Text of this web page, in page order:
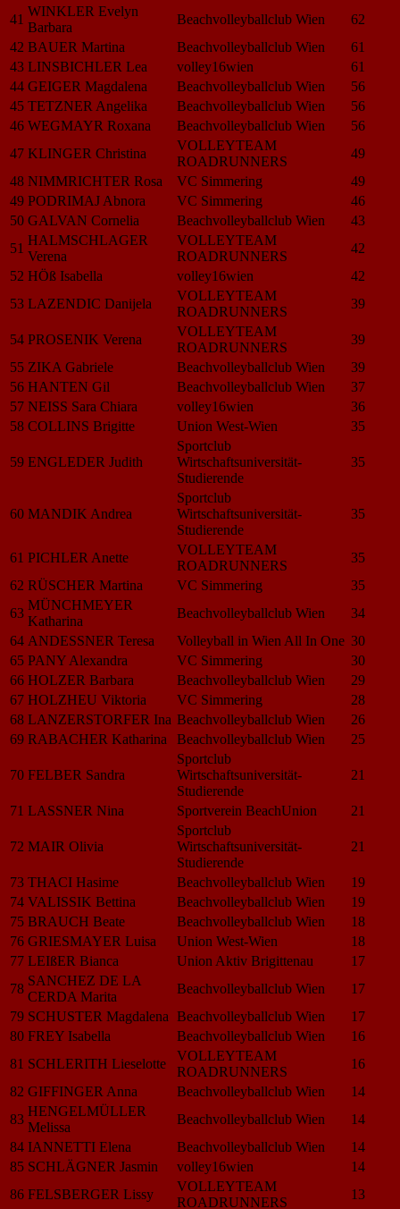
41
WINKLER Evelyn
Barbara
Beachvolleyballclub Wien
62
42 BAUER Martina Beachvolleyballclub Wien
61
43 LINSBICHLER Lea volley16wien
61
44 GEIGER Magdalena Beachvolleyballclub Wien
56
45 TETZNER Angelika Beachvolleyballclub Wien
56
46 WEGMAYR Roxana Beachvolleyballclub Wien
56
47 KLINGER Christina
VOLLEYTEAM
ROADRUNNERS
49
48 NIMMRICHTER Rosa VC Simmering
49
49 PODRIMAJ Abnora VC Simmering
46
50 GALVAN Cornelia Beachvolleyballclub Wien
43
51
HALMSCHLAGER
Verena
VOLLEYTEAM
ROADRUNNERS
42
52 HÖß Isabella volley16wien
42
53 LAZENDIC Danijela
VOLLEYTEAM
ROADRUNNERS
39
54 PROSENIK Verena
VOLLEYTEAM
ROADRUNNERS
39
55 ZIKA Gabriele Beachvolleyballclub Wien
39
56 HANTEN Gil Beachvolleyballclub Wien
37
57 NEISS Sara Chiara volley16wien
36
58 COLLINS Brigitte Union West-Wien 35
59 ENGLEDER Judith
Sportclub
Wirtschaftsuniversität-
Studierende
35
60 MANDIK Andrea
Sportclub
Wirtschaftsuniversität-
Studierende
35
61 PICHLER Anette
VOLLEYTEAM
ROADRUNNERS
35
62 RÜSCHER Martina VC Simmering
35
63
MÜNCHMEYER
Katharina
Beachvolleyballclub Wien
34
64 ANDESSNER Teresa Volleyball in Wien All In One 30
65 PANY Alexandra VC Simmering
30
66 HOLZER Barbara Beachvolleyballclub Wien
29
67 HOLZHEU Viktoria VC Simmering
28
68 LANZERSTORFER Ina Beachvolleyballclub Wien
26
69 RABACHER Katharina Beachvolleyballclub Wien 25
70 FELBER Sandra
Sportclub
Wirtschaftsuniversität-
Studierende
21
71 LASSNER Nina Sportverein BeachUnion 21
72 MAIR Olivia
Sportclub
Wirtschaftsuniversität-
Studierende
21
73 THACI Hasime Beachvolleyballclub Wien
19
74 VALISSIK Bettina Beachvolleyballclub Wien
19
75 BRAUCH Beate Beachvolleyballclub Wien
18
76 GRIESMAYER Luisa Union West-Wien
18
77 LEIßER Bianca Union Aktiv Brigittenau
17
78
SANCHEZ DE LA
CERDA Marita
Beachvolleyballclub Wien
17
79 SCHUSTER Magdalena Beachvolleyballclub Wien
17
80 FREY Isabella Beachvolleyballclub Wien
16
81 SCHLERITH Lieselotte
VOLLEYTEAM
ROADRUNNERS
16
82 GIFFINGER Anna Beachvolleyballclub Wien
14
83
HENGELMÜLLER
Melissa
Beachvolleyballclub Wien
14
84 IANNETTI Elena Beachvolleyballclub Wien
14
85 SCHLÄGNER Jasmin volley16wien
14
86 FELSBERGER Lissy
VOLLEYTEAM
ROADRUNNERS
13